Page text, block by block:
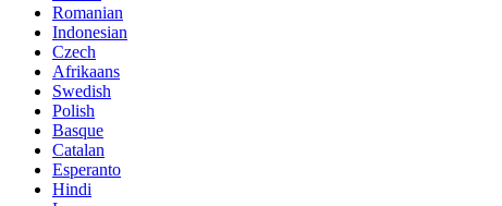
Romanian
Indonesian
Czech
Afrikaans
Swedish
Polish
Basque
Catalan
Esperanto
Hindi